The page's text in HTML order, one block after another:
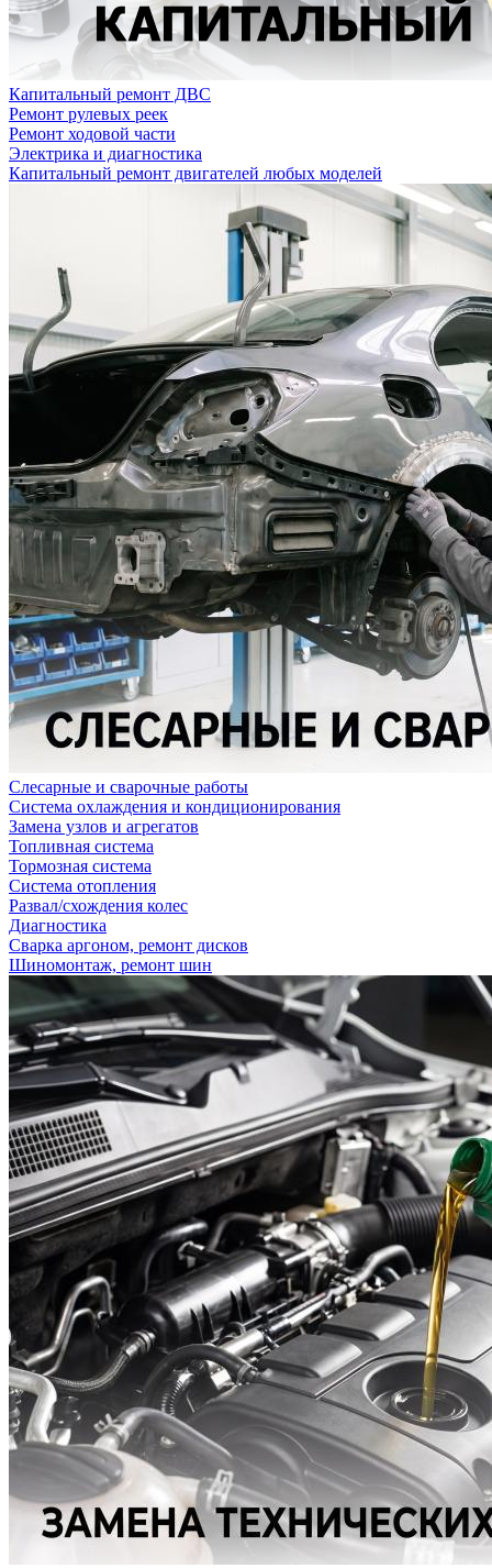
Капитальный ремонт ДВС
Ремонт рулевых реек
Ремонт ходовой части
Электрика и диагностика
Капитальный ремонт двигателей любых моделей
Слесарные и сварочные работы
Система охлаждения и кондиционирования
Замена узлов и агрегатов
Топливная система
Тормозная система
Система отопления
Развал/схождения колес
Диагностика
Сварка аргоном, ремонт дисков
Шиномонтаж, ремонт шин